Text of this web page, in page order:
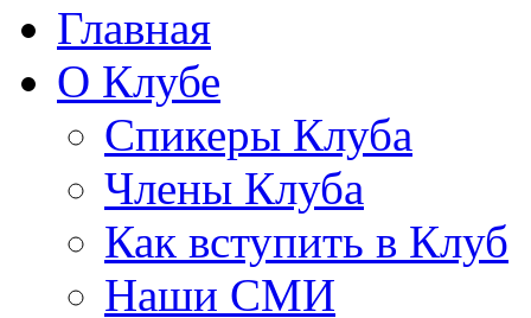
Главная
О Клубе
Спикеры Клуба
Члены Клуба
Как вступить в Клуб
Наши СМИ